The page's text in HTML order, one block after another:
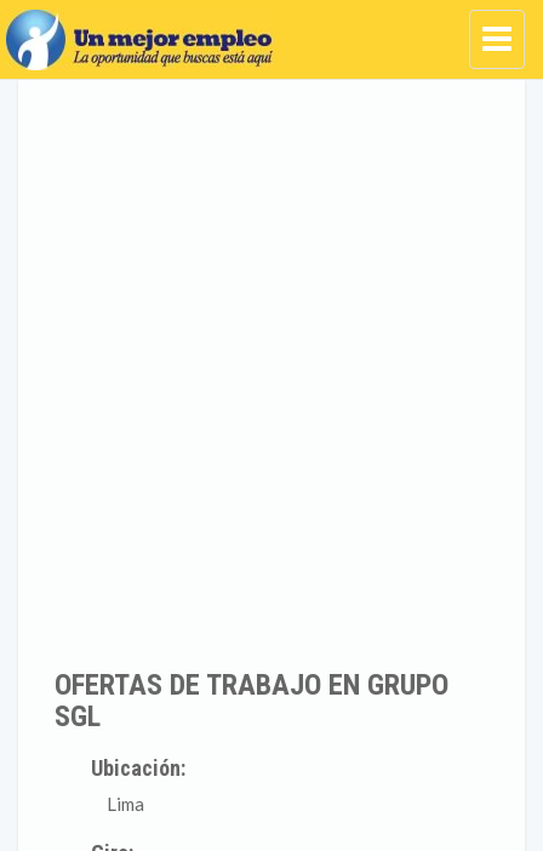
OFERTAS DE TRABAJO EN GRUPO
SGL
Ubicación:
Lima